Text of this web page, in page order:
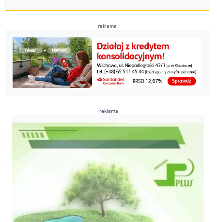
reklama
reklama